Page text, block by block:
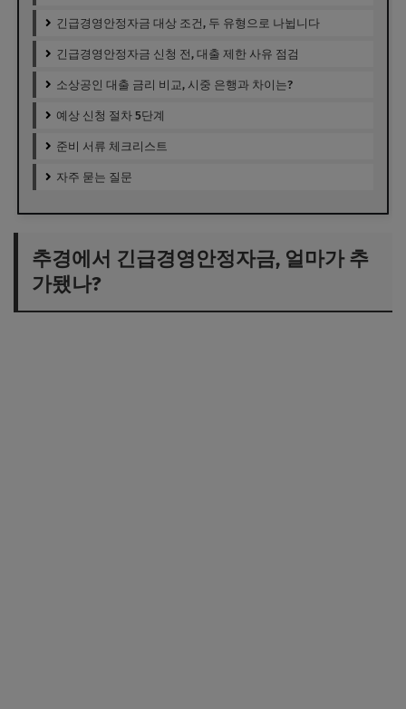
긴급경영안정자금 대상 조건, 두 유형으로 나뉩니다
긴급경영안정자금 신청 전, 대출 제한 사유 점검
소상공인 대출 금리 비교, 시중 은행과 차이는?
예상 신청 절차 5단계
준비 서류 체크리스트
자주 묻는 질문
추경에서 긴급경영안정자금, 얼마가 추
가됐나?